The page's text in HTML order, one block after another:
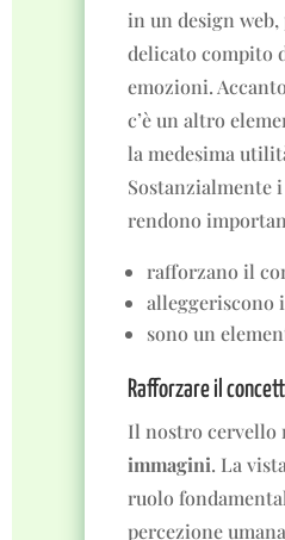
in un design
delicato compito
emozioni.
c’è un altro
la medesima
Sostanzialmente
rendono
rafforzano il
alleggeriscono
sono un
Rafforzare il
Il nostro cervello
immagini. La
ruolo
percezione